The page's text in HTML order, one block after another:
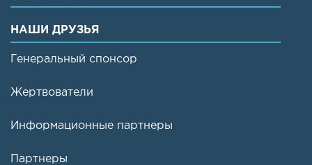
НАШИ ДРУЗЬЯ
Генеральный спонсор
Жертвователи
Информационные партнеры
Партнеры